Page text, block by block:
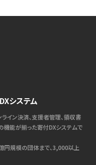
システム
イン決済、支援者管理、領収書
機能が揃った寄付DXシステムで
円規模の団体まで、3,000以上